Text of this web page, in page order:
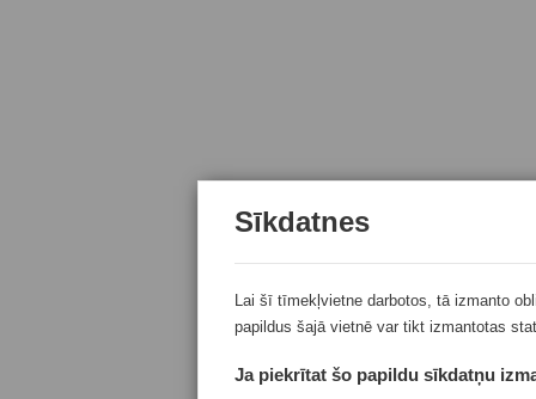
Sīkdatnes
Lai šī tīmekļvietne darbotos, tā izmanto
papildus šajā vietnē var tikt izmantotas
Ja piekrītat šo papildu sīkdatņu